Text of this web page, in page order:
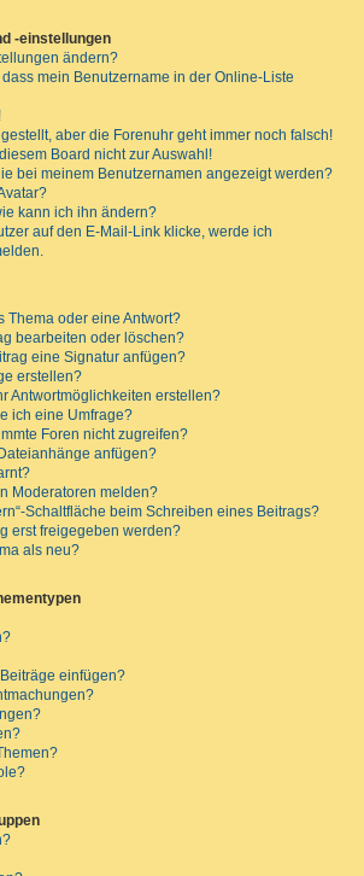
-einstellungen
ändern?
mein Benutzername in der Online-Liste
aber die Forenuhr geht immer noch falsch!
Board nicht zur Auswahl!
bei meinem Benutzernamen angezeigt werden?
kann ich ihn ändern?
auf den E-Mail-Link klicke, werde ich
Thema oder eine Antwort?
bearbeiten oder löschen?
eine Signatur anfügen?
erstellen?
Antwortmöglichkeiten erstellen?
ich eine Umfrage?
Foren nicht zugreifen?
anfügen?
Moderatoren melden?
Schaltfläche beim Schreiben eines Beitrags?
erst freigegeben werden?
als neu?
einfügen?